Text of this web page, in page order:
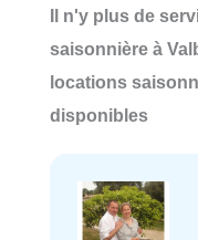
Il n'y plus de
saisonnière à
locations
disponibles